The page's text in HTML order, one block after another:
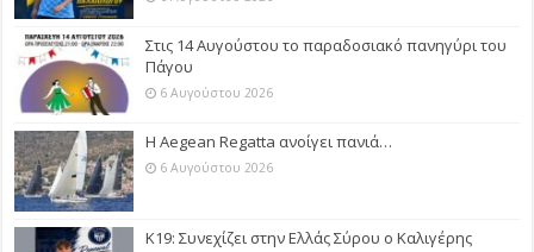
Στις 14 Αυγούστου το παραδοσιακό πανηγύρι του
Πάγου
6 Αυγούστου 2026
Η Aegean Regatta ανοίγει πανιά…
6 Αυγούστου 2026
Κ19: Συνεχίζει στην Ελλάς Σύρου ο Καλιγέρης